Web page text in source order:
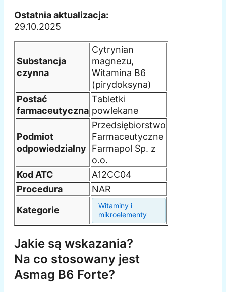
Ostatnia aktualizacja:
29.10.2025
Substancja
czynna
Cytrynian
magnezu,
Witamina B6
(pirydoksyna)
Postać
farmaceutyczna
Tabletki
powlekane
Podmiot
odpowiedzialny
Przedsiębiorstwo
Farmaceutyczne
Farmapol Sp. z
o.o.
Kod ATC
A12CC04
Procedura
NAR
Kategorie
Witaminy i
mikroelementy
Jakie są wskazania?
Na co stosowany jest
Asmag B6 Forte?